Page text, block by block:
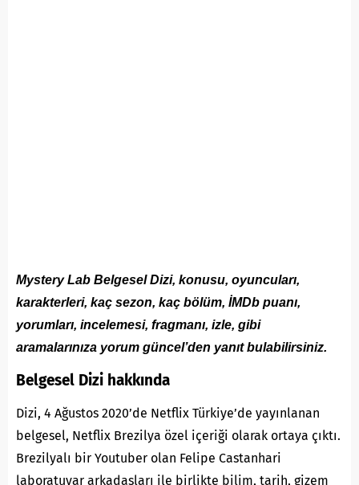
Mystery Lab Belgesel Dizi, konusu, oyuncuları,
karakterleri, kaç sezon, kaç bölüm, İMDb puanı,
yorumları, incelemesi, fragmanı, izle, gibi
aramalarınıza yorum güncel’den yanıt bulabilirsiniz.
Belgesel Dizi hakkında
Dizi, 4 Ağustos 2020’de Netflix Türkiye’de yayınlanan
belgesel, Netflix Brezilya özel içeriği olarak ortaya çıktı.
Brezilyalı bir Youtuber olan Felipe Castanhari
laboratuvar arkadaşları ile birlikte bilim, tarih, gizem